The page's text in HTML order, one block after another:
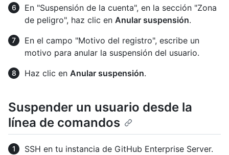
En "Suspensión de la cuenta", en la sección "Zona
de peligro", haz clic en Anular suspensión.
En el campo "Motivo del registro", escribe un
motivo para anular la suspensión del usuario.
Haz clic en Anular suspensión.
Suspender un usuario desde la
línea de comandos
SSH en tu instancia de GitHub Enterprise Server.